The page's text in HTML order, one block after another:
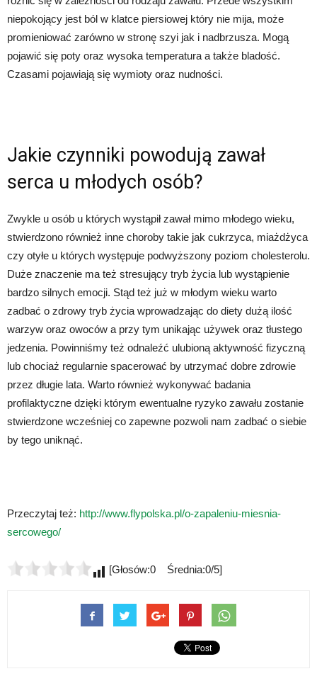
niepokojący jest ból w klatce piersiowej który nie mija, może
promieniować zarówno w stronę szyi jak i nadbrzusza. Mogą
pojawić się poty oraz wysoka temperatura a także bladość.
Czasami pojawiają się wymioty oraz nudności.
Jakie czynniki powodują zawał
serca u młodych osób?
Zwykle u osób u których wystąpił zawał mimo młodego wieku,
stwierdzono również inne choroby takie jak cukrzyca, miażdżyca
czy otyłe u których występuje podwyższony poziom cholesterolu.
Duże znaczenie ma też stresujący tryb życia lub wystąpienie
bardzo silnych emocji. Stąd też już w młodym wieku warto
zadbać o zdrowy tryb życia wprowadzając do diety dużą ilość
warzyw oraz owoców a przy tym unikając używek oraz tłustego
jedzenia. Powinniśmy też odnaleźć ulubioną aktywność fizyczną
lub chociaż regularnie spacerować by utrzymać dobre zdrowie
przez długie lata. Warto również wykonywać badania
profilaktyczne dzięki którym ewentualne ryzyko zawału zostanie
stwierdzone wcześniej co zapewne pozwoli nam zadbać o siebie
by tego uniknąć.
Przeczytaj też: http://www.flypolska.pl/o-zapaleniu-miesnia-
sercowego/
[Głosów:0 Średnia:0/5]